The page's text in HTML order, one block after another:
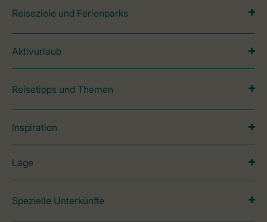
Reiseziele und Ferienparks
Aktivurlaub
Reisetipps und Themen
Inspiration
Lage
Spezielle Unterkünfte